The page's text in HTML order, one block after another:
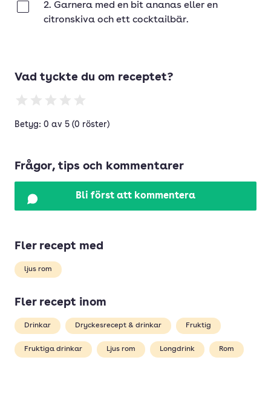
2. Garnera med en bit ananas eller en
citronskiva och ett cocktailbär.
Vad tyckte du om receptet?
Betyg: 0 av 5 (0 röster)
Frågor, tips och kommentarer
Bli först att kommentera
Fler recept med
ljus rom
Fler recept inom
Drinkar Dryckesrecept & drinkar Fruktig
Fruktiga drinkar Ljus rom Longdrink Rom